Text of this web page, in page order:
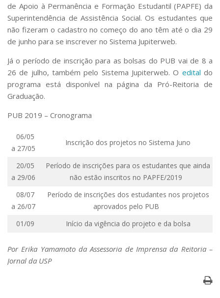
de Apoio à Permanência e Formação Estudantil (PAPFE) da
Superintendência de Assistência Social. Os estudantes que
não fizeram o cadastro no começo do ano têm até o dia 29
de junho para se inscrever no Sistema Jupiterweb.
Já o período de inscrição para as bolsas do PUB vai de 8 a
26 de julho, também pelo Sistema Jupiterweb. O edital do
programa está disponível na página da Pró-Reitoria de
Graduação.
PUB 2019 – Cronograma
06/05
a 27/05
Inscrição dos projetos no Sistema Juno
20/05
a 29/06
Período de inscrições para os estudantes que ainda
não estão inscritos no PAPFE/2019
08/07
a 26/07
Período de inscrições dos estudantes nos projetos
aprovados pelo PUB
01/09
Início da vigência do projeto e da bolsa
Por Erika Yamamoto da Assessoria de Imprensa da Reitoria –
Jornal da USP